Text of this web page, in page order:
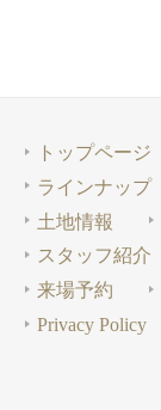
トップページ
ラインナップ
土地情報
スタッフ紹介
来場予約
Privacy Policy